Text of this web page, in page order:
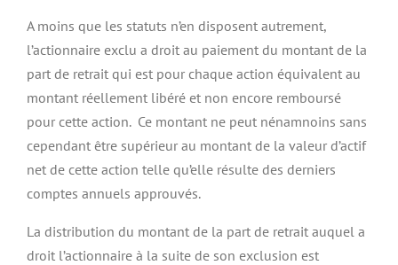
A moins que les statuts n’en disposent autrement,
l’actionnaire exclu a droit au paiement du montant de la
part de retrait qui est pour chaque action équivalent au
montant réellement libéré et non encore remboursé
pour cette action. Ce montant ne peut nénamnoins sans
cependant être supérieur au montant de la valeur d’actif
net de cette action telle qu’elle résulte des derniers
comptes annuels approuvés.
La distribution du montant de la part de retrait auquel a
droit l’actionnaire à la suite de son exclusion est